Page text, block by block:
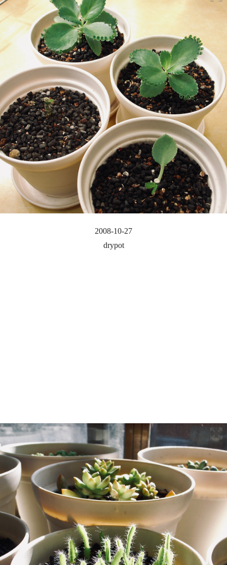
2008-10-27
drypot